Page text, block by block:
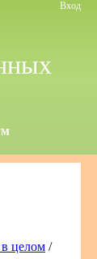
Вход
целом /